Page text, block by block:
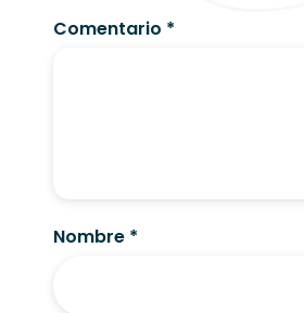
Comentario *
Nombre *